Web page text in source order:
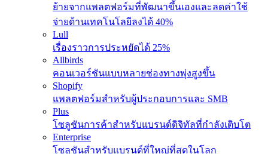
ย้ายจากแพลตฟอร์มที่พัฒนาขึ้นเองและลดค่าใช้
จ่ายด้านเทคโนโลยีลงได้ 40%
Lull
เรื่องราวการประหยัดได้ 25%
Allbirds
คอนเวอร์ชันแบบหลายช่องทางพุ่งสูงขึ้น
Shopify
แพลตฟอร์มสำหรับผู้ประกอบการและ SMB
Plus
โซลูชันการค้าสำหรับแบรนด์ดิจิทัลที่กำลังเติบโต
Enterprise
โซลูชันสำหรับแบรนด์ที่ใหญ่ที่สุดในโลก